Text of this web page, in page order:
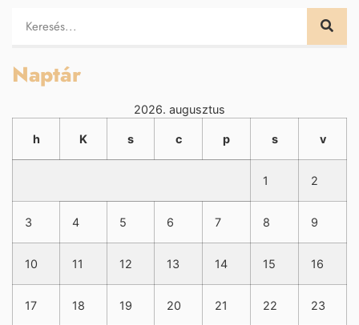
Naptár
2026. augusztus
h K s c p s v
1 2
3 4 5 6 7 8 9
10 11 12 13 14 15 16
17 18 19 20 21 22 23